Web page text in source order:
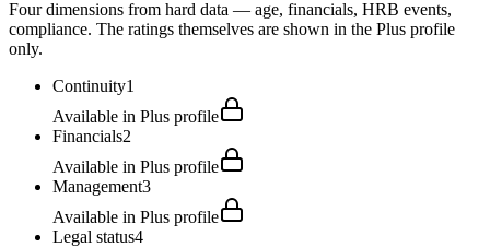
Four dimensions from hard data — age, financials, HRB events,
compliance. The ratings themselves are shown in the Plus profile
only.
Continuity1
Available in Plus profile
Financials2
Available in Plus profile
Management3
Available in Plus profile
Legal status4